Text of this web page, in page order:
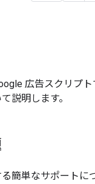
広告スクリプ
説明します。
簡単なサポートに